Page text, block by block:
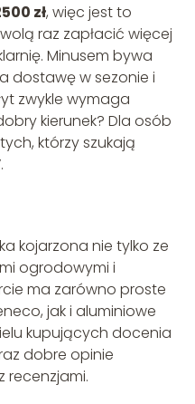
zł, więc jest to
raz zapłacić więcej
Minusem bywa
dostawę w sezonie i
zwykle wymaga
kierunek? Dla osób
którzy szukają
kojarzona nie tylko ze
ogrodowymi i
ma zarówno proste
jak i aluminiowe
kupujących docenia
dobre opinie
recenzjami.